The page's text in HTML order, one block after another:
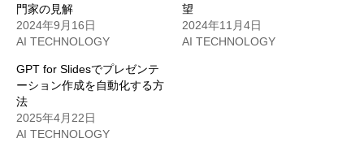
門家の見解
2024年9月16日
AI TECHNOLOGY
望
2024年11月4日
AI TECHNOLOGY
GPT for Slidesでプレゼンテ
ーション作成を自動化する方
法
2025年4月22日
AI TECHNOLOGY